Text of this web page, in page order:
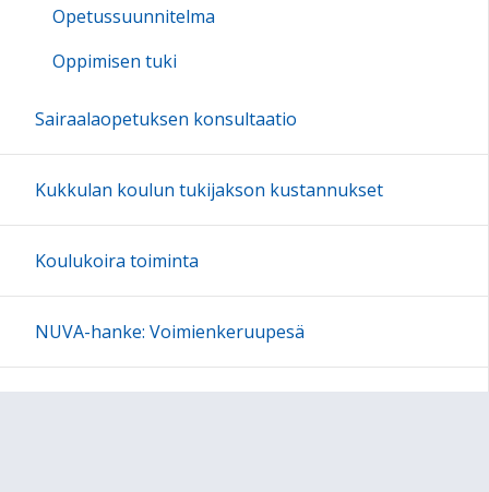
Opetussuunnitelma
Oppimisen tuki
Sairaalaopetuksen konsultaatio
Kukkulan koulun tukijakson kustannukset
Koulukoira toiminta
NUVA-hanke: Voimienkeruupesä